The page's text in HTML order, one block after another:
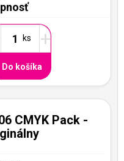
+
Do košíka
CMYK Pack -